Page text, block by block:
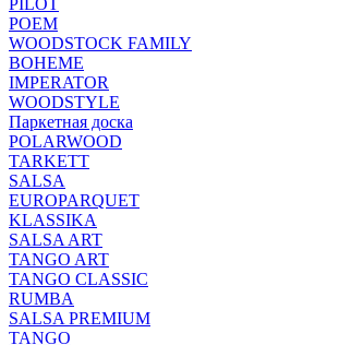
PILOT
POEM
WOODSTOCK FAMILY
BOHEME
IMPERATOR
WOODSTYLE
Паркетная доска
POLARWOOD
TARKETT
SALSA
EUROPARQUET
KLASSIKA
SALSA ART
TANGO ART
TANGO CLASSIC
RUMBA
SALSA PREMIUM
TANGO